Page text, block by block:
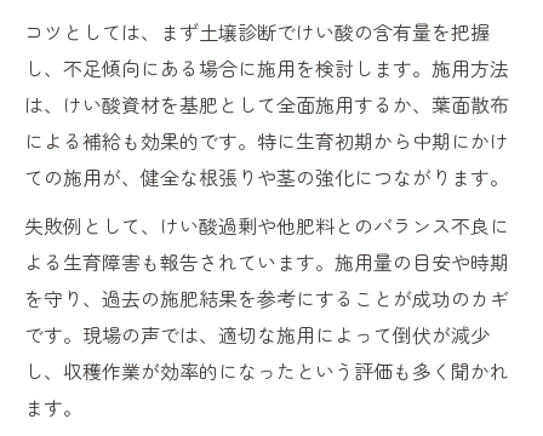
コツとしては、まず土壌診断でけい酸の含有量を把握
し、不足傾向にある場合に施用を検討します。施用方法
は、けい酸資材を基肥として全面施用するか、葉面散布
による補給も効果的です。特に生育初期から中期にかけ
ての施用が、健全な根張りや茎の強化につながります。
失敗例として、けい酸過剰や他肥料とのバランス不良に
よる生育障害も報告されています。施用量の目安や時期
を守り、過去の施肥結果を参考にすることが成功のカギ
です。現場の声では、適切な施用によって倒伏が減少
し、収穫作業が効率的になったという評価も多く聞かれ
ます。